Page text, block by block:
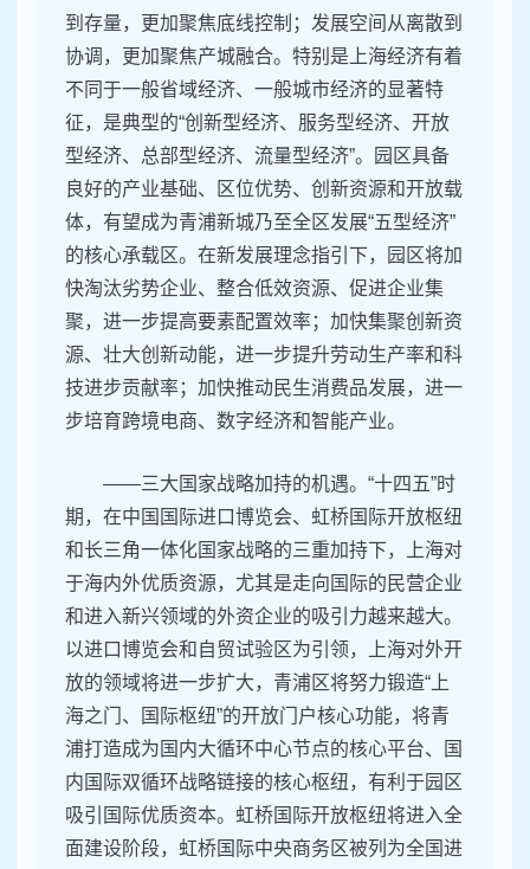
到存量，更加聚焦底线控制；发展空间从离散到
协调，更加聚焦产城融合。特别是上海经济有着
不同于一般省域经济、一般城市经济的显著特
征，是典型的“创新型经济、服务型经济、开放
型经济、总部型经济、流量型经济”。园区具备
良好的产业基础、区位优势、创新资源和开放载
体，有望成为青浦新城乃至全区发展“五型经济”
的核心承载区。在新发展理念指引下，园区将加
快淘汰劣势企业、整合低效资源、促进企业集
聚，进一步提高要素配置效率；加快集聚创新资
源、壮大创新动能，进一步提升劳动生产率和科
技进步贡献率；加快推动民生消费品发展，进一
步培育跨境电商、数字经济和智能产业。
——三大国家战略加持的机遇。“十四五”时
期，在中国国际进口博览会、虹桥国际开放枢纽
和长三角一体化国家战略的三重加持下，上海对
于海内外优质资源，尤其是走向国际的民营企业
和进入新兴领域的外资企业的吸引力越来越大。
以进口博览会和自贸试验区为引领，上海对外开
放的领域将进一步扩大，青浦区将努力锻造“上
海之门、国际枢纽”的开放门户核心功能，将青
浦打造成为国内大循环中心节点的核心平台、国
内国际双循环战略链接的核心枢纽，有利于园区
吸引国际优质资本。虹桥国际开放枢纽将进入全
面建设阶段，虹桥国际中央商务区被列为全国进